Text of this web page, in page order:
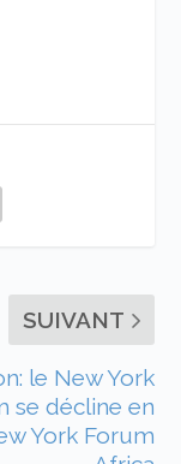
SUIVANT
le New York
se décline en
York Forum